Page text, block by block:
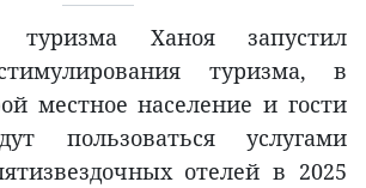
туризма Ханоя запустил
туризма, в
местное население и гости
пользоваться услугами
отелей в 2025